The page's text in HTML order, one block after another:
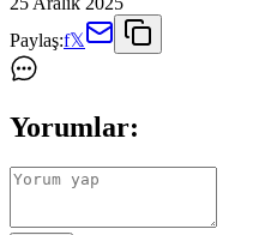
Paylaş:f𝕏
Yorumlar: